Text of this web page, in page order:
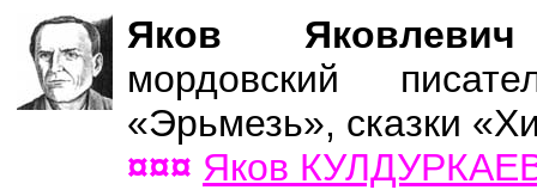
Яков
мордовский
«Эрьмезь», сказки
¤¤¤ Яков